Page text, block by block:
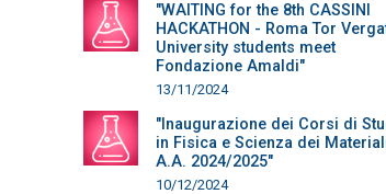
"WAITING for the 8th CASSINI
HACKATHON - Roma Tor
University students meet
Fondazione Amaldi"
13/11/2024
"Inaugurazione dei Corsi di
in Fisica e Scienza dei
A.A. 2024/2025"
10/12/2024